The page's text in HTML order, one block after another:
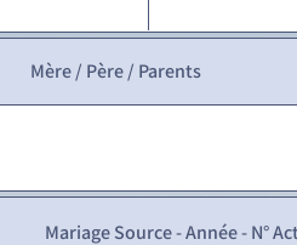
Mère / Père / Parents
Mariage Source - Année - N°